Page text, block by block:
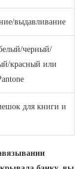
выдавливание
черный/
красный или
для книги и